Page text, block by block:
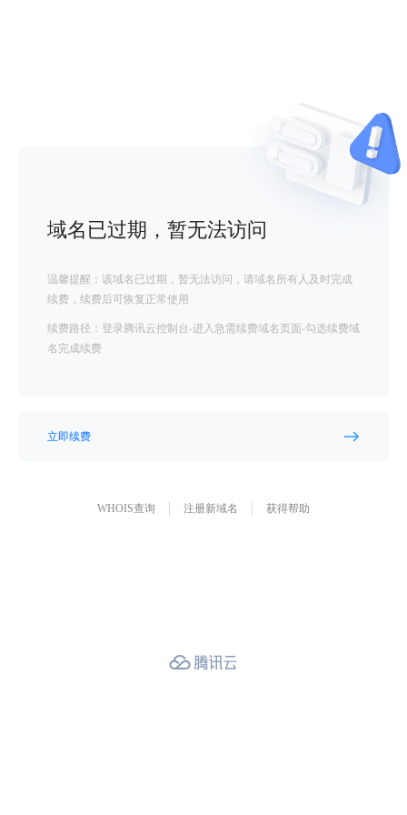
域名已过期，暂无法访问
温馨提醒：该域名已过期，暂无法访问，请域名所有人及时完成
续费，续费后可恢复正常使用
续费路径：登录腾讯云控制台-进入急需续费域名页面-勾选续费域
名完成续费
立即续费
WHOIS查询 注册新域名 获得帮助